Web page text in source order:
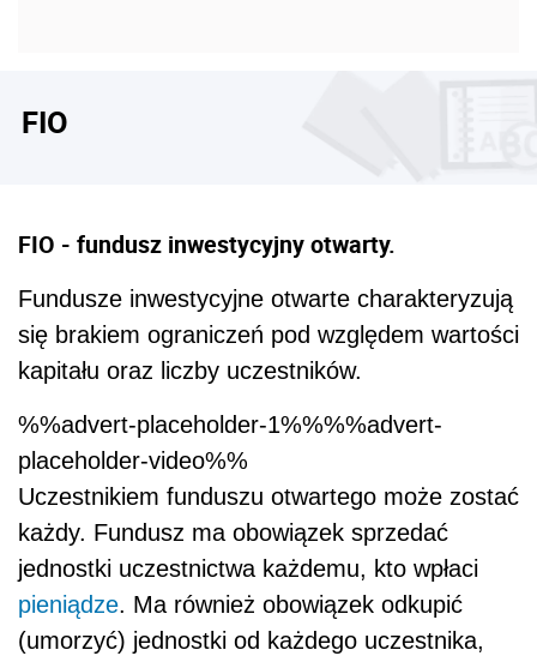
FIO
FIO - fundusz inwestycyjny otwarty.
Fundusze inwestycyjne otwarte charakteryzują
się brakiem ograniczeń pod względem wartości
kapitału oraz liczby uczestników.
%%advert-placeholder-1%%%%advert-
placeholder-video%%
Uczestnikiem funduszu otwartego może zostać
każdy. Fundusz ma obowiązek sprzedać
jednostki uczestnictwa każdemu, kto wpłaci
pieniądze. Ma również obowiązek odkupić
(umorzyć) jednostki od każdego uczestnika,